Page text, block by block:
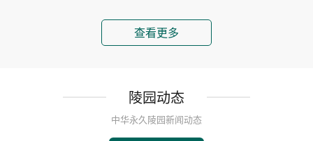
查看更多
陵园动态
中华永久陵园新闻动态